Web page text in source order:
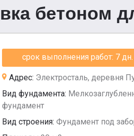
бетоном
срок выполнения работ: 7 дн.
Адрес: Электросталь, деревня
Вид фундамента:
фундамент
Вид строения: Фундамент под